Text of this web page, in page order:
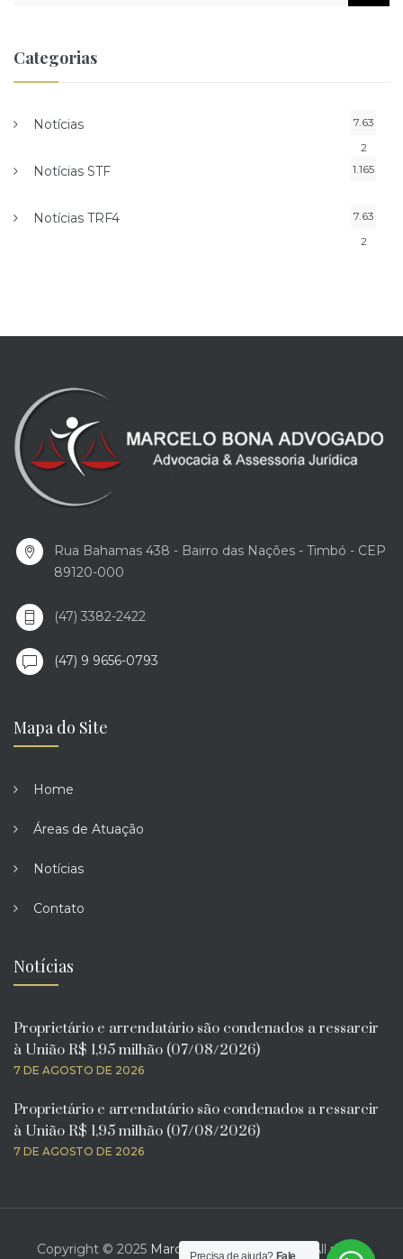
Categorias
Notícias
7.63
2
Notícias STF 1.165
Notícias TRF4
7.63
2
Rua Bahamas 438 - Bairro das Nações - Timbó - CEP
89120-000
(47) 3382-2422
(47) 9 9656-0793
Mapa do Site
Home
Áreas de Atuação
Notícias
Contato
Notícias
Proprietário e arrendatário são condenados a ressarcir
à União R$ 1,95 milhão (07/08/2026)
7 DE AGOSTO DE 2026
Proprietário e arrendatário são condenados a ressarcir
à União R$ 1,95 milhão (07/08/2026)
7 DE AGOSTO DE 2026
Copyright © 2025 Marcelo Bona Advogado . All rights
Precisa de ajuda? Fale